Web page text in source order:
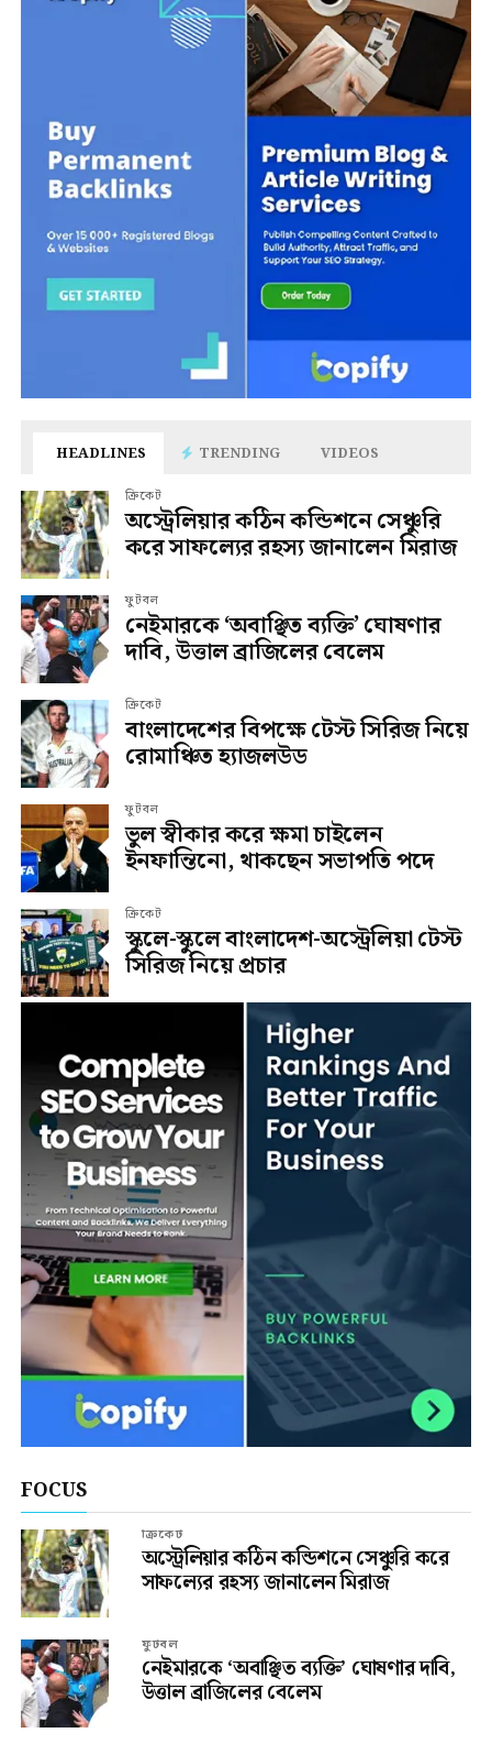
HEADLINES TRENDING VIDEOS
ক্রিকেট
অস্ট্রেলিয়ার কঠিন কন্ডিশনে সেঞ্চুরি
করে সাফল্যের রহস্য জানালেন মিরাজ
ফুটবল
নেইমারকে ‘অবাঞ্ছিত ব্যক্তি’ ঘোষণার
দাবি, উত্তাল ব্রাজিলের বেলেম
ক্রিকেট
বাংলাদেশের বিপক্ষে টেস্ট সিরিজ নিয়ে
রোমাঞ্চিত হ্যাজলউড
ফুটবল
ভুল স্বীকার করে ক্ষমা চাইলেন
ইনফান্তিনো, থাকছেন সভাপতি পদে
ক্রিকেট
স্কুলে-স্কুলে বাংলাদেশ-অস্ট্রেলিয়া টেস্ট
সিরিজ নিয়ে প্রচার
FOCUS
ক্রিকেট
অস্ট্রেলিয়ার কঠিন কন্ডিশনে সেঞ্চুরি করে
সাফল্যের রহস্য জানালেন মিরাজ
ফুটবল
নেইমারকে ‘অবাঞ্ছিত ব্যক্তি’ ঘোষণার দাবি,
উত্তাল ব্রাজিলের বেলেম